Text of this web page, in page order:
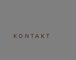
KONTAKT